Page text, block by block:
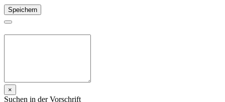
Speichern
×
Suchen in der Vorschrift